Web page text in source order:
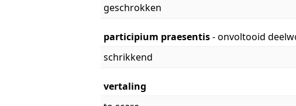
geschrokken
participium praesentis- onvoltooid
schrikkend
vertaling